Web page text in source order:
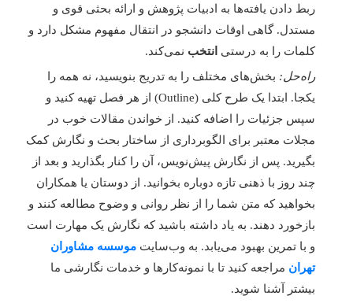
ربط دادن یافته‌ها به ادبیات پژوهش و ارائه بحثی قوی و
مستدل. گاهی اوقات دانشجو در انتقال مفهوم مشکل دارد و
کلمات را به درستی انتخب نمی‌کند.
راه‌حل: بخش‌های مختلف را به تدریج بنویسید، نه همه را
یکجا. ابتدا یک طرح کلی (Outline) از هر فصل تهیه کنید و
سپس جزئیات را اضافه کنید. از خواندن مقالات خوب در
مجلات معتبر برای الگوبرداری از ساختار بحث و نگارش کمک
بگیرید. پس از نگارش پیش‌نویس، آن را کنار بگذارید و بعد از
چند روز با ذهنی تازه دوباره بخوانید. از دوستان یا همکاران
بخواهید که متن شما را از نظر روانی و وضوح مطالعه کنند و
بازخورد دهند. به یاد داشته باشید که نگارش یک مهارت است
و با تمرین بهبود می‌یابد. به وب‌سایت موسسه مشاوران
تهران مراجعه کنید تا با نمونه‌کارها و خدمات نگارشی ما
بیشتر آشنا شوید.